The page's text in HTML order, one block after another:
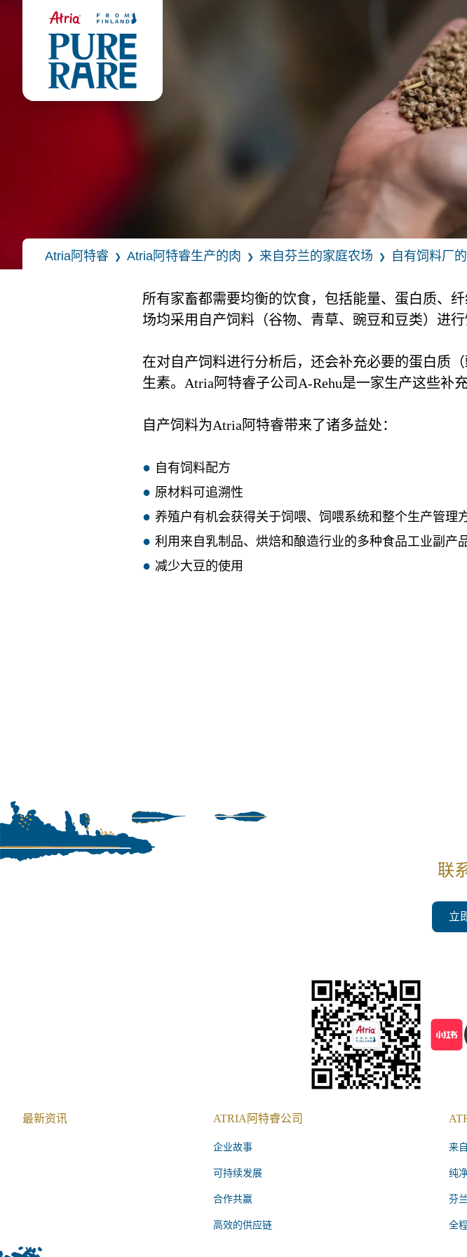
Atria阿特睿 ❯ Atria阿特睿生产的肉 ❯ 来自芬兰的家庭农场 ❯ 自有饲料厂
所有家畜都需要均衡的饮食，包括能量、蛋白质、
场均采用自产饲料（谷物、青草、豌豆和豆类）进行
在对自产饲料进行分析后，还会补充必要的蛋白质
生素。Atria阿特睿子公司A-Rehu是一家生产这些补
自产饲料为Atria阿特睿带来了诸多益处：
自有饲料配方
原材料可追溯性
养殖户有机会获得关于饲喂、饲喂系统和整个生产管理
利用来自乳制品、烘焙和酿造行业的多种食品工业副产
减少大豆的使用
联
立
最新资讯 ATRIA阿特睿公司
企业故事
可持续发展
合作共赢
高效的供应链
来
纯
芬
全